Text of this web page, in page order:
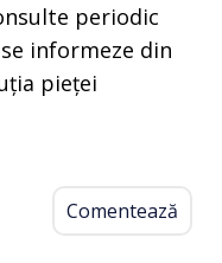
periodic
informeze din
pieței
Comentează